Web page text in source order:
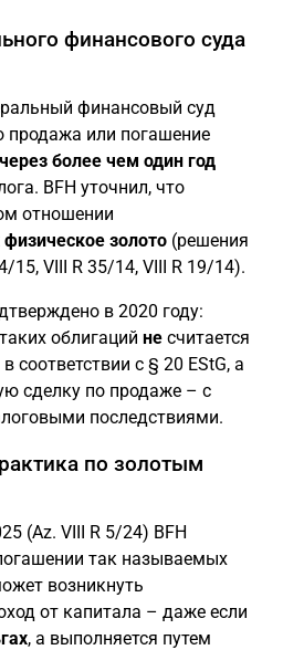
финансового суда
финансовый суд
продажа или погашение
через более чем один год
BFH уточнил, что
отношении
физическое золото (решения
15, VIII R 35/14, VIII R 19/14).
в 2020 году:
облигаций не считается
соответствии с § 20 EStG, а
сделку по продаже – с
последствиями.
по золотым
(Az. VIII R 5/24) BFH
так называемых
возникнуть
от капитала – даже если
, а выполняется путем